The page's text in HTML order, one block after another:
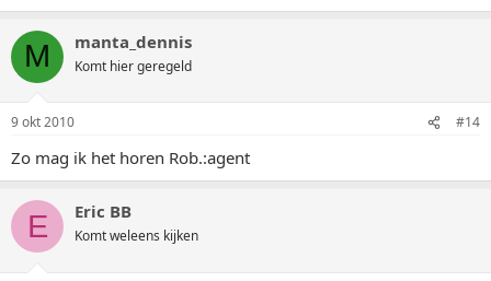
M manta_dennis
Komt hier geregeld
9 okt 2010 #14
Zo mag ik het horen Rob.:agent
E Eric BB
Komt weleens kijken